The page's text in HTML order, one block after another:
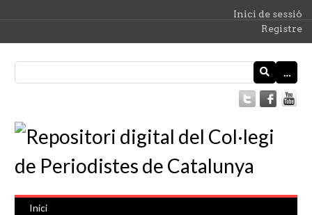
Inici de sessió
Registre
…
Inici